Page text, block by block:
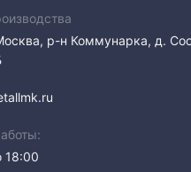
р-н Коммунарка, д.
18:00